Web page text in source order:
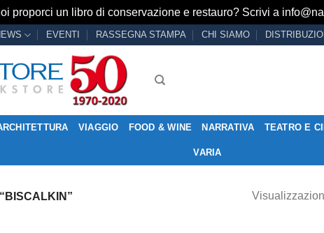
proporci un libro di conservazione e restauro? Scrivi a
EVENTI RASSEGNA STAMPA CHI SIAMO
VIAGGIO FOOD & WINE NARRATIVA TEATRO E
VARIA